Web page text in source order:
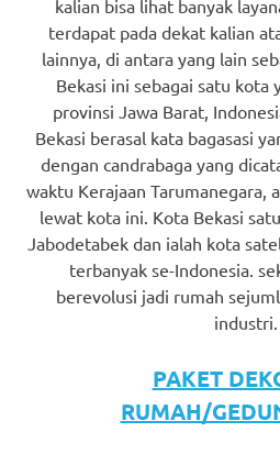
kalian bisa lihat banyak
terdapat pada dekat kalian
lainnya, di antara yang lain
Bekasi ini sebagai satu kota
provinsi Jawa Barat,
Bekasi berasal kata bagasasi
dengan candrabaga yang
waktu Kerajaan Tarumanegara,
lewat kota ini. Kota Bekasi
Jabodetabek dan ialah kota
terbanyak se-Indonesia.
berevolusi jadi rumah
industri.
PAKET
RUMAH/